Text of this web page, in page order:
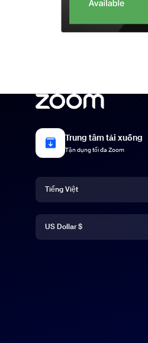
Trung tâm tải xuống
Tận dụng tối đa Zoom
Ngôn ngữ
Tiếng Việt
Deutsch
Tiền tệ
US Dollar $